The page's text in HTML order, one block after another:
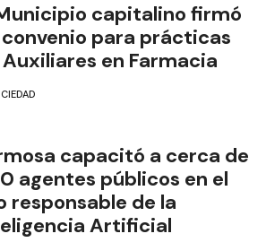
capitalino firmó
para prácticas
en Farmacia
capacitó a cerca de
agentes públicos en el
responsable de la
Artificial